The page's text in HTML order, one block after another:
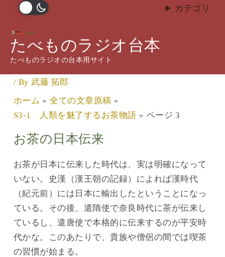
カテゴリ
たべものラジオ台本
たべものラジオの台本用サイト
S3-1 人類を魅了するお茶物
語
/ By武藤 拓郎
ホーム
全ての文章原稿
S3-1 人類を魅了するお茶物語
ページ 3
お茶の日本伝来
お茶が日本に伝来した時代は、実は明確になって
いない。史漢（漢王朝の記録）によれば漢時代
（紀元前）には日本に輸出したということになっ
ている。その後、遣隋使で奈良時代に茶が伝来し
ているし、遣唐使で本格的に伝来するのが平安時
代かな。このあたりで、貴族や僧侶の間では喫茶
の習慣が始まる。